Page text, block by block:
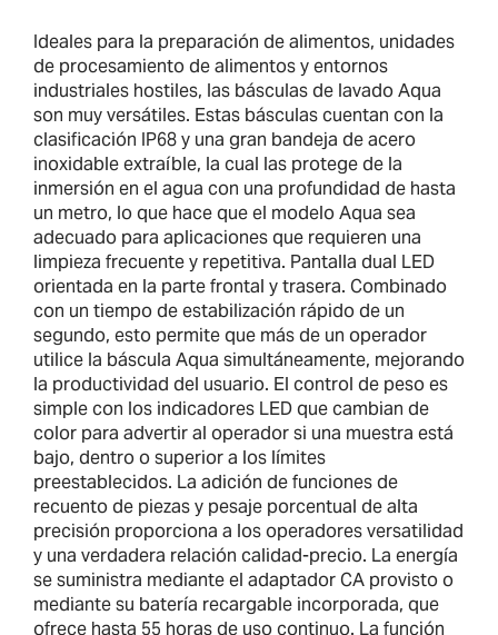
Ideales para la preparación de alimentos, unidades
de procesamiento de alimentos y entornos
industriales hostiles, las básculas de lavado Aqua
son muy versátiles. Estas básculas cuentan con la
clasificación IP68 y una gran bandeja de acero
inoxidable extraíble, la cual las protege de la
inmersión en el agua con una profundidad de hasta
un metro, lo que hace que el modelo Aqua sea
adecuado para aplicaciones que requieren una
limpieza frecuente y repetitiva. Pantalla dual LED
orientada en la parte frontal y trasera. Combinado
con un tiempo de estabilización rápido de un
segundo, esto permite que más de un operador
utilice la báscula Aqua simultáneamente, mejorando
la productividad del usuario. El control de peso es
simple con los indicadores LED que cambian de
color para advertir al operador si una muestra está
bajo, dentro o superior a los límites
preestablecidos. La adición de funciones de
recuento de piezas y pesaje porcentual de alta
precisión proporciona a los operadores versatilidad
y una verdadera relación calidad-precio. La energía
se suministra mediante el adaptador CA provisto o
mediante su batería recargable incorporada, que
ofrece hasta 55 horas de uso continuo. La función